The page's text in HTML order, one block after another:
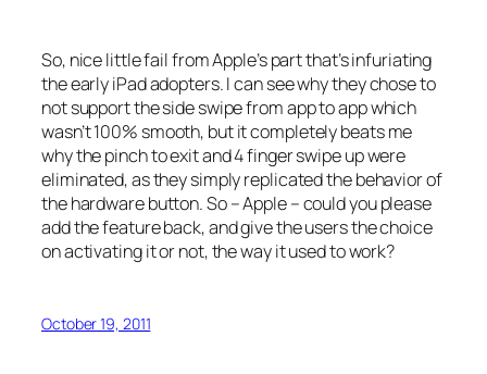
So, nice little fail from Apple’s part that’s infuriating
the early iPad adopters. I can see why they chose to
not support the side swipe from app to app which
wasn’t 100% smooth, but it completely beats me
why the pinch to exit and 4 finger swipe up were
eliminated, as they simply replicated the behavior of
the hardware button. So – Apple – could you please
add the feature back, and give the users the choice
on activating it or not, the way it used to work?
October 19, 2011